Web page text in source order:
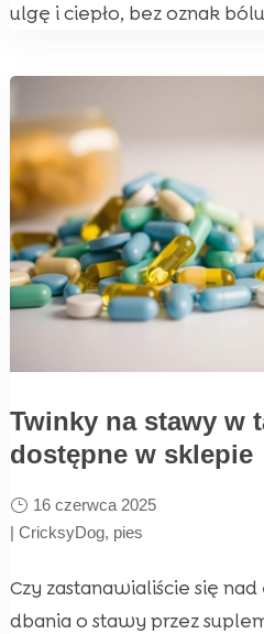
ulgę i ciepło, bez oznak
Twinky na stawy w
dostępne w sklepie
16 czerwca 2025
| CricksyDog, pies
Czy zastanawialiście się
dbania o stawy przez